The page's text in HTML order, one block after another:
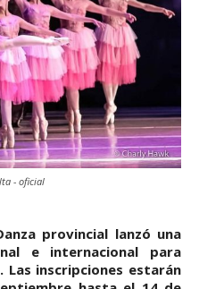
- oficial
provincial lanzó una
e internacional para
inscripciones estarán